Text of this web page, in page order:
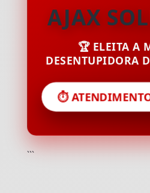
AJAX
🏆 ELEITA A
DESENTUPIDORA
⏱️
```